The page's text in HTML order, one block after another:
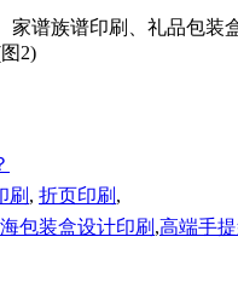
家谱族谱印刷、礼品包
刷 , 折页印刷 ,
海包装盒设计印刷 ,高端手